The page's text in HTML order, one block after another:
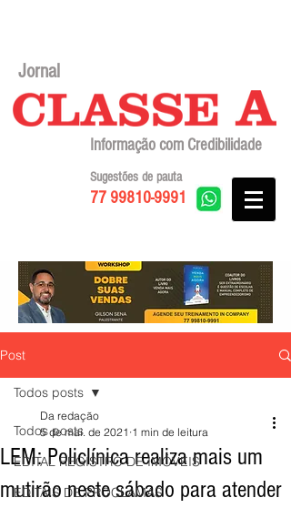
Jornal
Informação com Credibilidade
77 99810-9991
Sugestões de pauta
Post
Todos posts
EDITAL REGISTRO DE IMÓVEIS
EDITAIS DE PROCLAMAS
Todos posts
LEM: Policlínica realiza mais um
mutirão neste sábado para atender
Da redação
5 de mai. de 2021 1 min de leitura